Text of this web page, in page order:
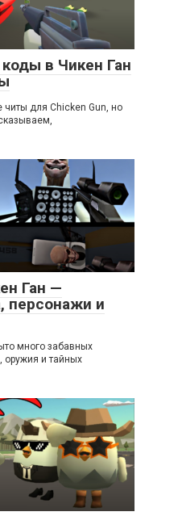
в Чикен Ган
читы для Chicken Gun, но
Ган —
персонажи и
много забавных
оружия и тайных